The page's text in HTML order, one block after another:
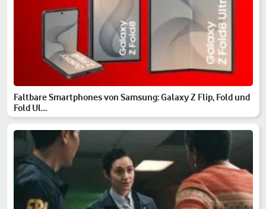
Faltbare Smartphones von Samsung: Galaxy Z Flip, Fold und
Fold Ul…